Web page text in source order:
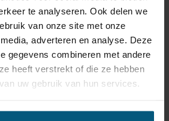
te analyseren. Ook delen we
van onze site met onze
adverteren en analyse. Deze
gegevens combineren met andere
heeft verstrekt of die ze hebben
uw gebruik van hun services.
AHB 11A
Horizontaal afneembaar
Na afname van de kogel,